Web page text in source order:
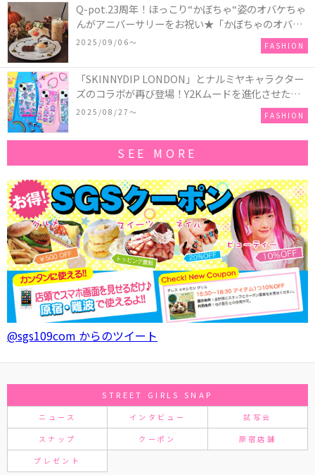
Q-pot.23周年！ほっこり“かぼちゃ“姿のオバケちゃ
んがアニバーサリーをお祝い★「かぼちゃのオバケ
ーキアクセサリー」が新発売！Q-pot CAFE.では
「かぼちゃのオバケーキプレート」も登場
2025/09/06〜 FASHION
「SKINNYDIP LONDON」とナルミヤキャラクター
ズのコラボが再び登場！Y2Kムードを進化させた新
作コレクションを発売♪
2025/08/27〜 FASHION
SEE MORE
@sgs109com からのツイート
STREET GIRLS SNAP
ニュース インタビュー 試写会
スナップ クーポン 原宿店舗
プレゼント